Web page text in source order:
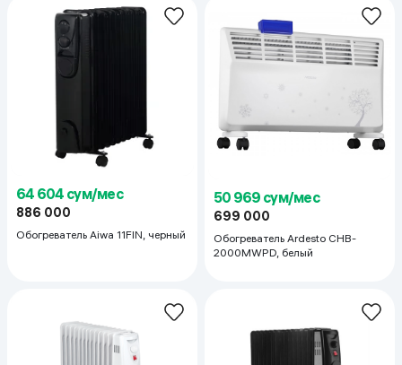
64 604 сум/мес
886 000
Обогреватель Aiwa 11FIN, черный
50 969 сум/мес
699 000
Обогреватель Ardesto CHB-
2000MWPD, белый